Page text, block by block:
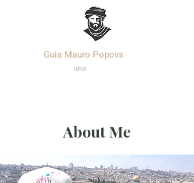
Guia Mauro Popovs
uno
About Me